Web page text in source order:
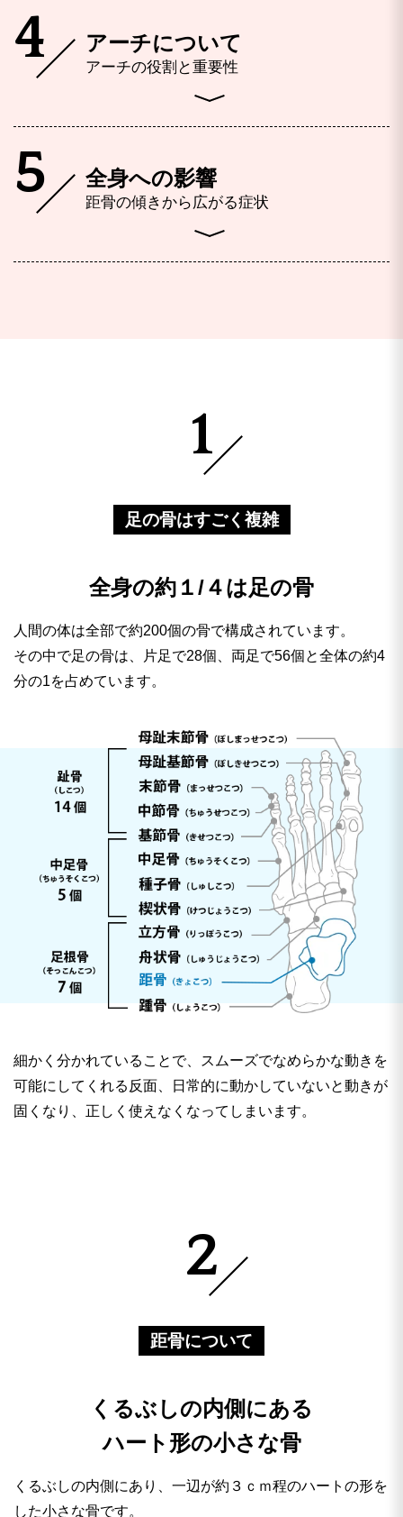
アーチについて
アーチの役割と重要性
4
全身への影響
距骨の傾きから広がる症状
5
1
足の骨はすごく複雑
全身の約１/４は足の骨
人間の体は全部で約200個の骨で構成されています。
その中で足の骨は、片足で28個、両足で56個と全体の約4
分の1を占めています。
細かく分かれていることで、スムーズでなめらかな動きを
可能にしてくれる反面、日常的に動かしていないと動きが
固くなり、正しく使えなくなってしまいます。
2
距骨について
くるぶしの内側にある
ハート形の小さな骨
くるぶしの内側にあり、一辺が約３ｃｍ程のハートの形を
した小さな骨です。